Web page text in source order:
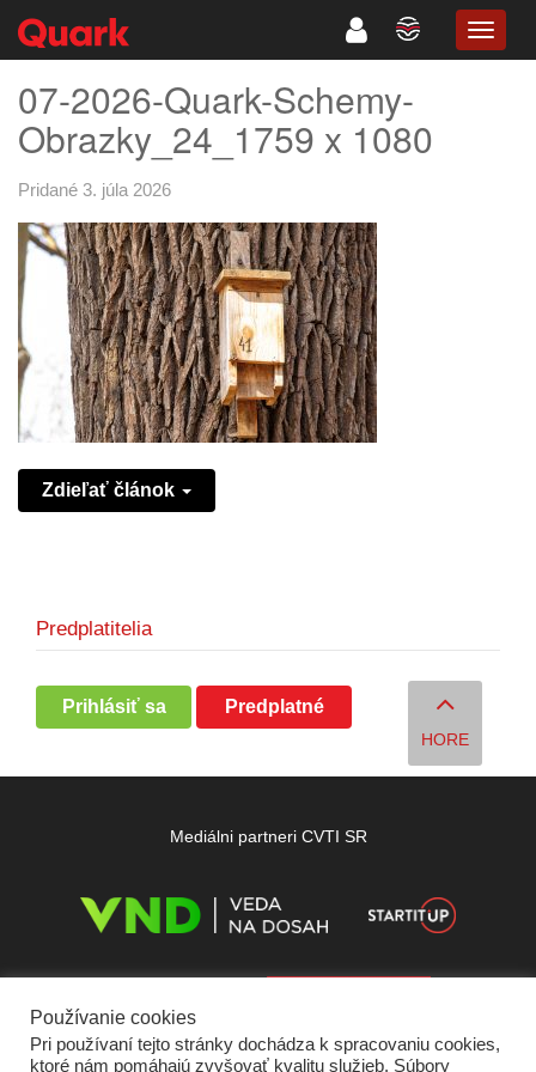
07-2026-Quark-Schemy-
Obrazky_24_1759 x 1080
Pridané 3. júla 2026
Zdieľať článok
Predplatitelia
Prihlásiť sa Predplatné
HORE
Mediálni partneri CVTI SR
Používanie cookies
Pri používaní tejto stránky dochádza k spracovaniu cookies,
ktoré nám pomáhajú zvyšovať kvalitu služieb. Súbory